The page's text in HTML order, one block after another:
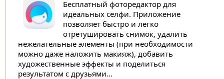
Бесплатный фоторедактор для
идеальных селфи. Приложение
позволяет быстро и легко
отретушировать снимок, удалить
нежелательные элементы (при необходимости
можно даже наложить макияж), добавить
художественные эффекты и поделиться
результатом с друзьями...